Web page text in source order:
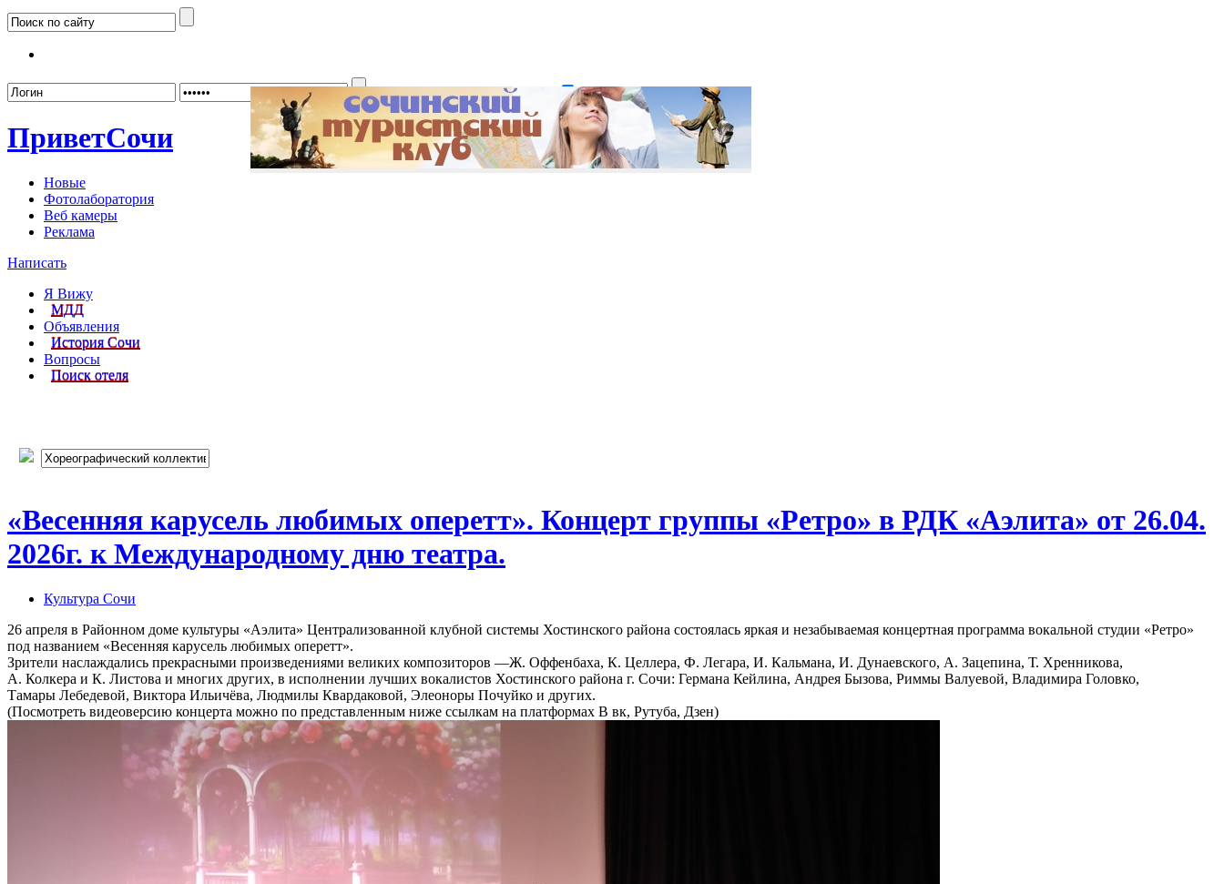
Забыли пароль? Регистрация
ПриветСочи
Новые
Фотолаборатория
Веб камеры
Реклама
Написать
Я Вижу
МДД
Объявления
История Сочи
Вопросы
Поиск отеля
«Весенняя карусель любимых оперетт». Концерт группы «Ретро» в РДК «Аэлита» от 26.04.
2026г. к Международному дню театра.
Культура Сочи
26 апреля в Районном доме культуры «Аэлита» Централизованной клубной системы Хостинского района состоялась яркая и незабываемая концертная программа вокальной студии «Ретро»
под названием «Весенняя карусель любимых оперетт».
Зрители наслаждались прекрасными произведениями великих композиторов —Ж. Оффенбаха, К. Целлера, Ф. Легара, И. Кальмана, И. Дунаевского, А. Зацепина, Т. Хренникова,
А. Колкера и К. Листова и многих других, в исполнении лучших вокалистов Хостинского района г. Сочи: Германа Кейлина, Андрея Бызова, Риммы Валуевой, Владимира Головко,
Тамары Лебедевой, Виктора Ильичёва, Людмилы Квардаковой, Элеоноры Почуйко и других.
(Посмотреть видеоверсию концерта можно по представленным ниже ссылкам на платформах В вк, Рутуба, Дзен)